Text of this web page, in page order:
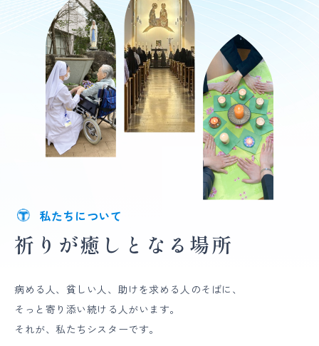
私たちについて
祈りが癒しとなる場所
病める人、貧しい人、助けを求める人のそばに、
そっと寄り添い続ける人がいます。
それが、私たちシスターです。